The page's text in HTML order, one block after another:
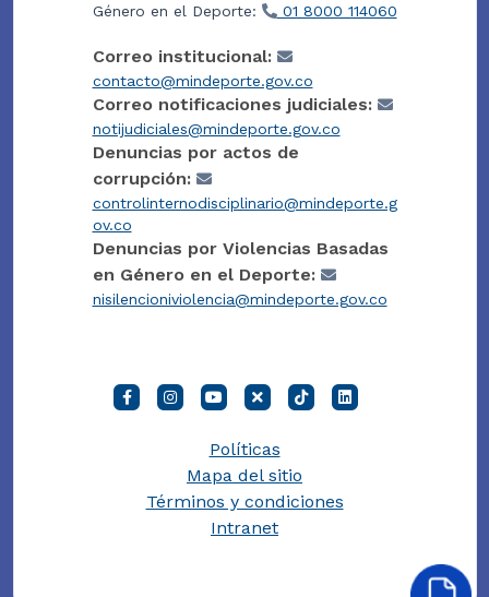
Género en el Deporte:
01 8000 114060
Correo institucional:
contacto@mindeporte.gov.co
Correo notificaciones judiciales:
notijudiciales@mindeporte.gov.co
Denuncias por actos de
corrupción:
controlinternodisciplinario@mindeporte.g
ov.co
Denuncias por Violencias Basadas
en Género en el Deporte:
nisilencioniviolencia@mindeporte.gov.co
Políticas
Mapa del sitio
Términos y condiciones
Intranet